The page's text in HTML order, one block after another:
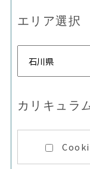
エリア選択
カリキュラ